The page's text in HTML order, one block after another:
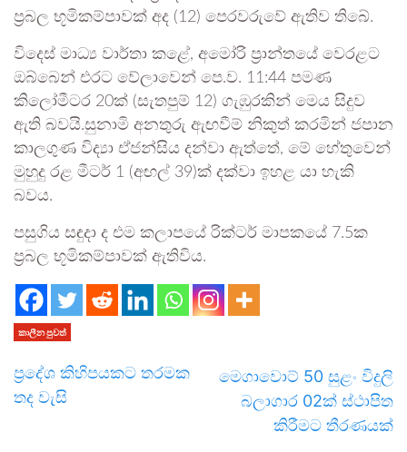
ප්‍රබල භූමිකම්පාවක් අද (12) පෙරවරුවේ ඇතිව තිබේ.
විදෙස් මාධ්‍ය වාර්තා කළේ, අමෝරි ප්‍රාන්තයේ වෙරළට
ඔබ්බෙන් එරට වේලාවෙන් පෙ.ව. 11:44 පමණ
කිලෝමීටර 20ක් (සැතපුම් 12) ගැඹුරකින් මෙය සිදුව
ඇති බවයි.සුනාමි අනතුරු ඇඟවීම් නිකුත් කරමින් ජපාන
කාලගුණ විද්‍යා ඒජන්සිය දන්වා ඇත්තේ, මේ හේතුවෙන්
මුහුදු රළ මීටර් 1 (අඟල් 39)ක් දක්වා ඉහළ යා හැකි
බවය.
පසුගිය සඳුදා ද එම කලාපයේ රික්ටර් මාපකයේ 7.5ක
ප්‍රබල භූමිකම්පාවක් ඇතිවිය.
කාලීන පුවත්
ප්‍රදේශ කිහිපයකට තරමක
තද වැසි
මෙගාවොට් 50 සුළං විදුලි
බලාගාර 02ක් ස්ථාපිත
කිරීමට තීරණයක්